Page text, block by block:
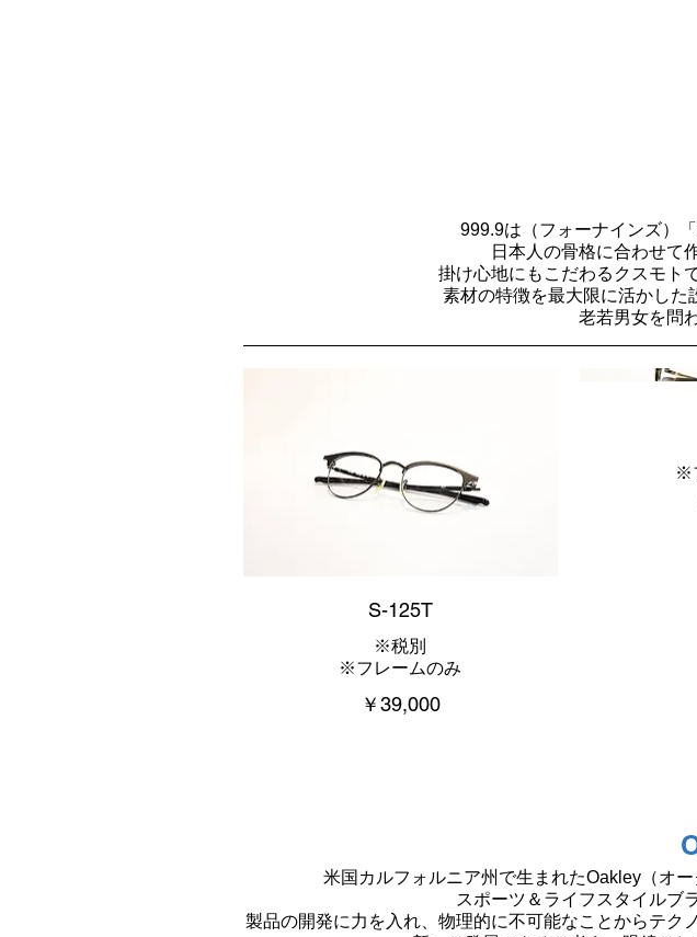
999.9は（フォーナインズ）
日本人の骨格に合わせて
掛け心地にもこだわるクスモト
素材の特徴を最大限に活かした
老若男女を問
S-125T
※税別
※フレームのみ
￥39,000
※
米国カルフォルニア州で生まれたOakley（オ
スポーツ＆ライフスタイルブ
製品の開発に力を入れ、物理的に不可能なことからテ